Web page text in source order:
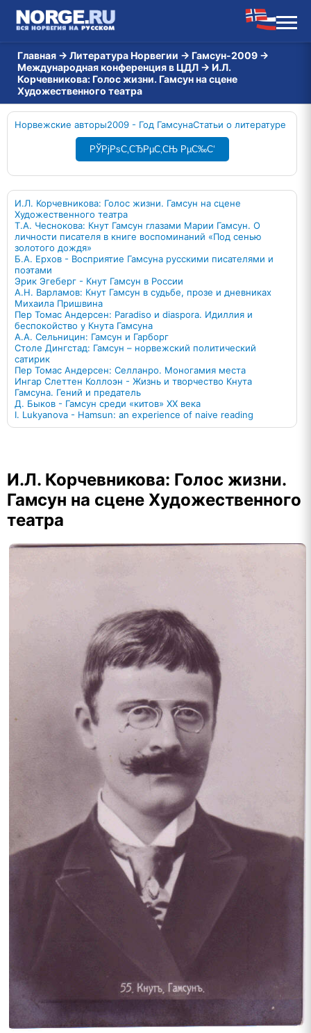
Главная → Литература Норвегии → Гамсун-2009 →
Международная конференция в ЦДЛ → И.Л.
Корчевникова: Голос жизни. Гамсун на сцене
Художественного театра
Норвежские авторы2009 - Год ГамсунаСтатьи о литературе
РЎРјРѕС‚СЂРµС‚СЊ РµС‰С‘
И.Л. Корчевникова: Голос жизни. Гамсун на сцене
Художественного театра
Т.А. Чеснокова: Кнут Гамсун глазами Марии Гамсун. О
личности писателя в книге воспоминаний «Под сенью
золотого дождя»
Б.А. Ерхов - Восприятие Гамсуна русскими писателями и
поэтами
Эрик Эгеберг - Кнут Гамсун в России
А.Н. Варламов: Кнут Гамсун в судьбе, прозе и дневниках
Михаила Пришвина
Пер Томас Андерсен: Paradiso и diaspora. Идиллия и
беспокойство у Кнута Гамсуна
А.А. Сельницин: Гамсун и Гарборг
Столе Дингстад: Гамсун – норвежский политический
сатирик
Пер Томас Андерсен: Селланро. Моногамия места
Ингар Слеттен Коллоэн - Жизнь и творчество Кнута
Гамсуна. Гений и предатель
Д. Быков - Гамсун среди «китов» ХХ века
I. Lukyanova - Hamsun: an experience of naive reading
И.Л. Корчевникова: Голос жизни.
Гамсун на сцене Художественного
театра